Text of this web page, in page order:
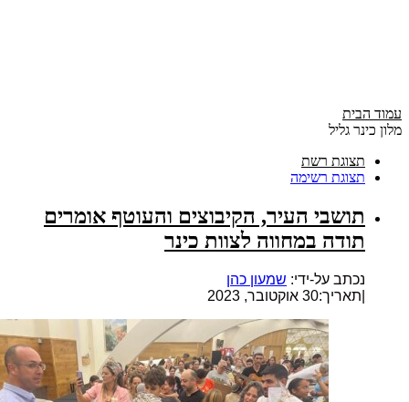
עמוד הבית
מלון כינר גליל
תצוגת רשת
תצוגת רשימה
תושבי העיר, הקיבוצים והעוטף אומרים
תודה במחווה לצוות כינר
נכתב על-ידי: שמעון כהן
תאריך:30 אוקטובר, 2023